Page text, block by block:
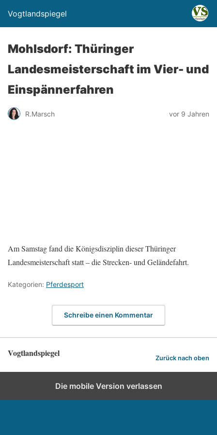
Vogtlandspiegel
Mohlsdorf: Thüringer
Landesmeisterschaft im Vier- und
Einspännerfahren
R.Marsch vor 9 Jahren
Am Samstag fand die Königsdisziplin dieser Thüringer
Landesmeisterschaft statt – die Strecken- und Geländefahrt.
Kategorien: Pferdesport
Schreibe einen Kommentar
Vogtlandspiegel Zurück nach oben
Die mobile Version verlassen